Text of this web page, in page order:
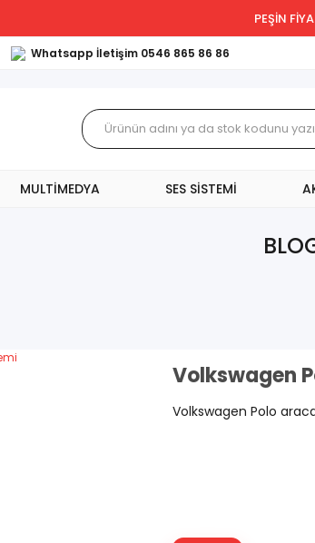
PEŞİN
Whatsapp İletişim 0546 865 86 86
MULTİMEDYA SES SİSTEMİ
Volkswagen
Volkswagen Polo